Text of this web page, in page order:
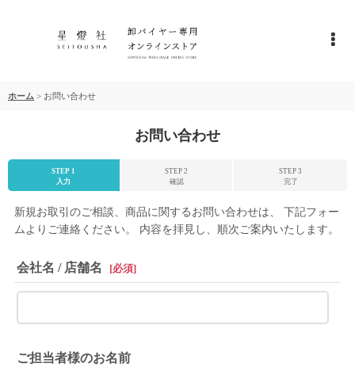
ホーム > お問い合わせ
お問い合わせ
STEP 1
入力
STEP 2
確認
STEP 3
完了
新規お取引のご相談、商品に関するお問い合わせは、 下記フォー
ムよりご連絡ください。 内容を拝見し、順次ご案内いたします。
会社名 / 店舗名 [必須]
ご担当者様のお名前